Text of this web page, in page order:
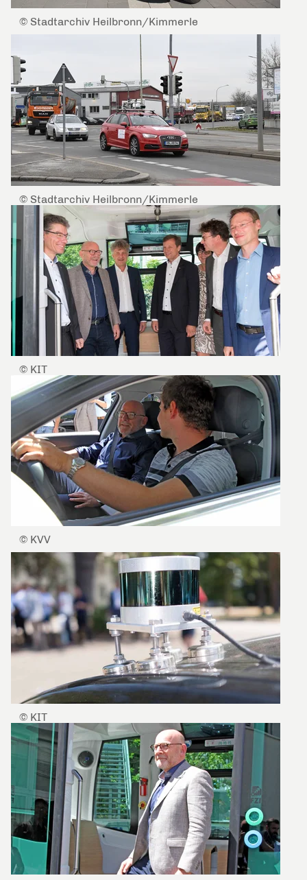
© Stadtarchiv Heilbronn/Kimmerle
© Stadtarchiv Heilbronn/Kimmerle
© KIT
© KVV
© KIT